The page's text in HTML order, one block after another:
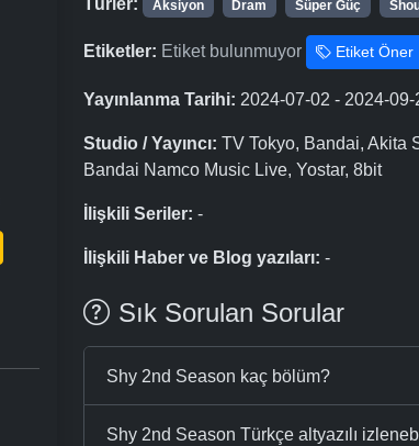
Türler: Aksiyon Dram Süper Güç
Etiketler: Etiket bulunmuyor Etiket Öner
Yayınlanma Tarihi: 2024-07-02 - 2024-09-
Studio / Yayıncı: TV Tokyo, Bandai, Akita
Bandai Namco Music Live, Yostar, 8bit
İlişkili Seriler: -
İlişkili Haber ve Blog yazıları: -
Sık Sorulan Sorular
Shy 2nd Season kaç bölüm?
Shy 2nd Season Türkçe altyazılı